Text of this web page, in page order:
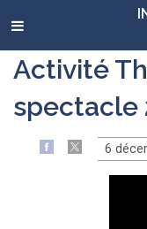
Activité
spectacle
6